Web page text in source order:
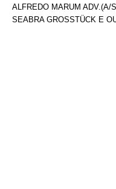
ALFREDO MARUM ADV.(A/
SEABRA GROSSTÜCK E